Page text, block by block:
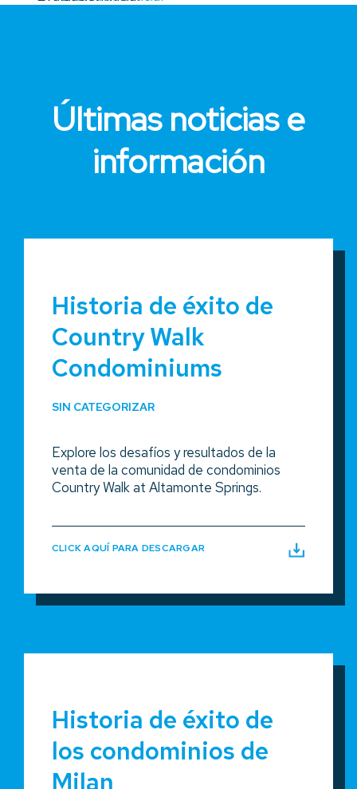
Últimas noticias e
información
Historia de éxito de
Country Walk
Condominiums
SIN CATEGORIZAR
Explore los desafíos y resultados de la
venta de la comunidad de condominios
Country Walk at Altamonte Springs.
CLICK AQUÍ PARA DESCARGAR
Historia de éxito de
los condominios de
Milan